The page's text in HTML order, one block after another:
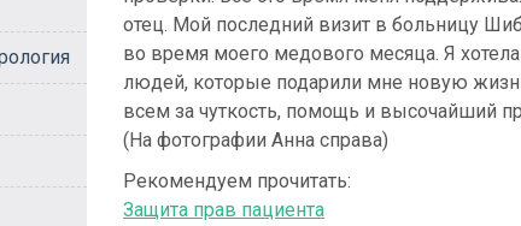
отец. Мой последний визит в больницу
во время моего медового месяца. Я
людей, которые подарили мне новую
всем за чуткость, помощь и высочайший
(На фотографии Анна справа)
Рекомендуем прочитать:
Защита прав пациента